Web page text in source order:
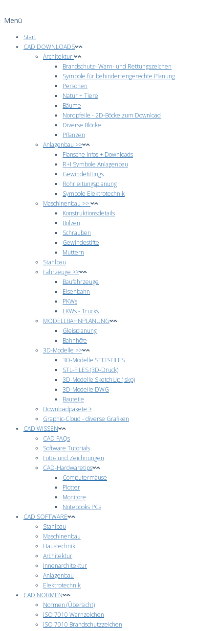
Menü
Start
CAD DOWNLOADS
Architektur
Brandschutz- Warn- und Rettungszeichen
Symbole für behindertengerechte Planung
Personen
Natur + Tiere
Bäume
Nordpfeile - 2D-Böcke zum Download
Diverse Blöcke
Pflanzen
Anlagenbau >>
Flansche Infos + Downloads
R+I Symbole Anlagenbau
Gewindefittings
Rohrleitungsplanung
Symbole Elektrotechnik
Maschinenbau >>
Konstruktionsdetails
Bolzen
Schrauben
Gewindestifte
Muttern
Stahlbau
Fahrzeuge >>
Baufahrzeuge
Eisenbahn
PKWs
LKWs - Trucks
MODELLBAHNPLANUNG
Gleisplanung
Bahnhöfe
3D-Modelle >>
3D-Modelle STEP-FILES
STL-FILES (3D-Druck)
3D-Modelle SketchUp (.skp)
3D-Modelle DWG
Bauteile
Downloadpakete >
Graphic-Cloud - diverse Grafiken
CAD WISSEN
CAD FAQs
Software Tutorials
Fotos und Zeichnungen
CAD-Hardwaretips
Computermäuse
Plotter
Monitore
Notebooks PCs
CAD SOFTWARE
Stahlbau
Maschinenbau
Haustechnik
Architektur
Innenarchitektur
Anlagenbau
Elektrotechnik
CAD NORMEN
Normen (Übersicht)
ISO 7010 Warnzeichen
ISO 7010 Brandschutzzeichen